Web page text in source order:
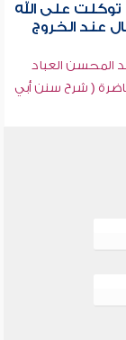
توكلت على الله
عند الخروج
المحسن العباد
( شرح سنن أبي